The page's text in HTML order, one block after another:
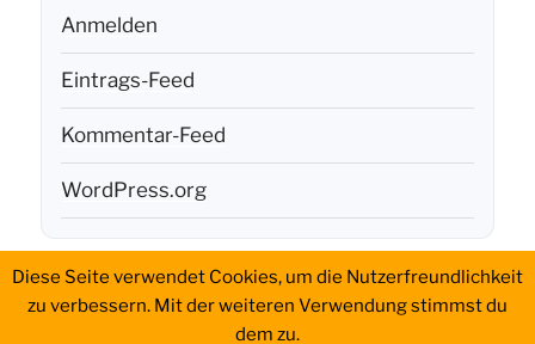
Anmelden
Eintrags-Feed
Kommentar-Feed
WordPress.org
Aktivierungen
History Portable
Setup
WWFF Impressum
Diese Seite verwendet Cookies, um die Nutzerfreundlichkeit
zu verbessern. Mit der weiteren Verwendung stimmst du
dem zu.